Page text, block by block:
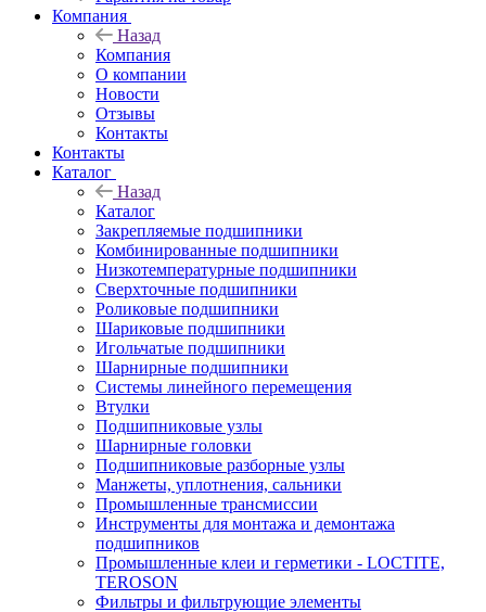
Компания
Назад
Компания
О компании
Новости
Отзывы
Контакты
Контакты
Каталог
Назад
Каталог
Закрепляемые подшипники
Комбинированные подшипники
Низкотемпературные подшипники
Сверхточные подшипники
Роликовые подшипники
Шариковые подшипники
Игольчатые подшипники
Шарнирные подшипники
Системы линейного перемещения
Втулки
Подшипниковые узлы
Шарнирные головки
Подшипниковые разборные узлы
Манжеты, уплотнения, сальники
Промышленные трансмиссии
Инструменты для монтажа и демонтажа
подшипников
Промышленные клеи и герметики - LOCTITE,
TEROSON
Фильтры и фильтрующие элементы